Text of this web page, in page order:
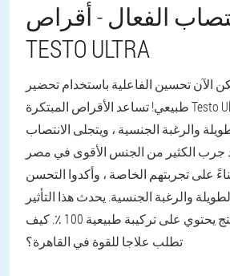
الفعال - أقراص
TESTO ULTRA
الآن تحسين الفاعلية باستخدام تحضير
طبيعي! تساعد الأقراص المبتكرة Testo Ultra على تحسين
والرغبة الجنسية ، ويتجلى الانتصاب
جرب الكثير من الجنس الأقوى في مصر
على تجربتهم الخاصة ، وأكدوا التحسن
والرغبة الجنسية. يحدث هذا التأثير
بسبب حقيقة أن المنتج يحتوي على تركيبة طبيعية 100 ٪. كيف
تطلب علاجا للقوة في القاهرة؟